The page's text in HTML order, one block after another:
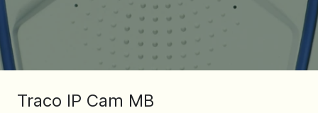
Traco IP Cam MB